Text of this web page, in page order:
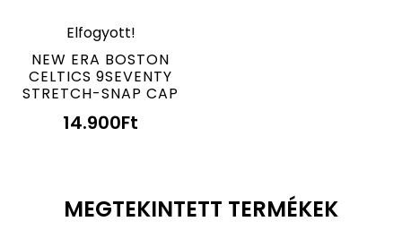
Elfogyott!
NEW ERA BOSTON
CELTICS 9SEVENTY
STRETCH-SNAP CAP
14.900Ft
MEGTEKINTETT TERMÉKEK